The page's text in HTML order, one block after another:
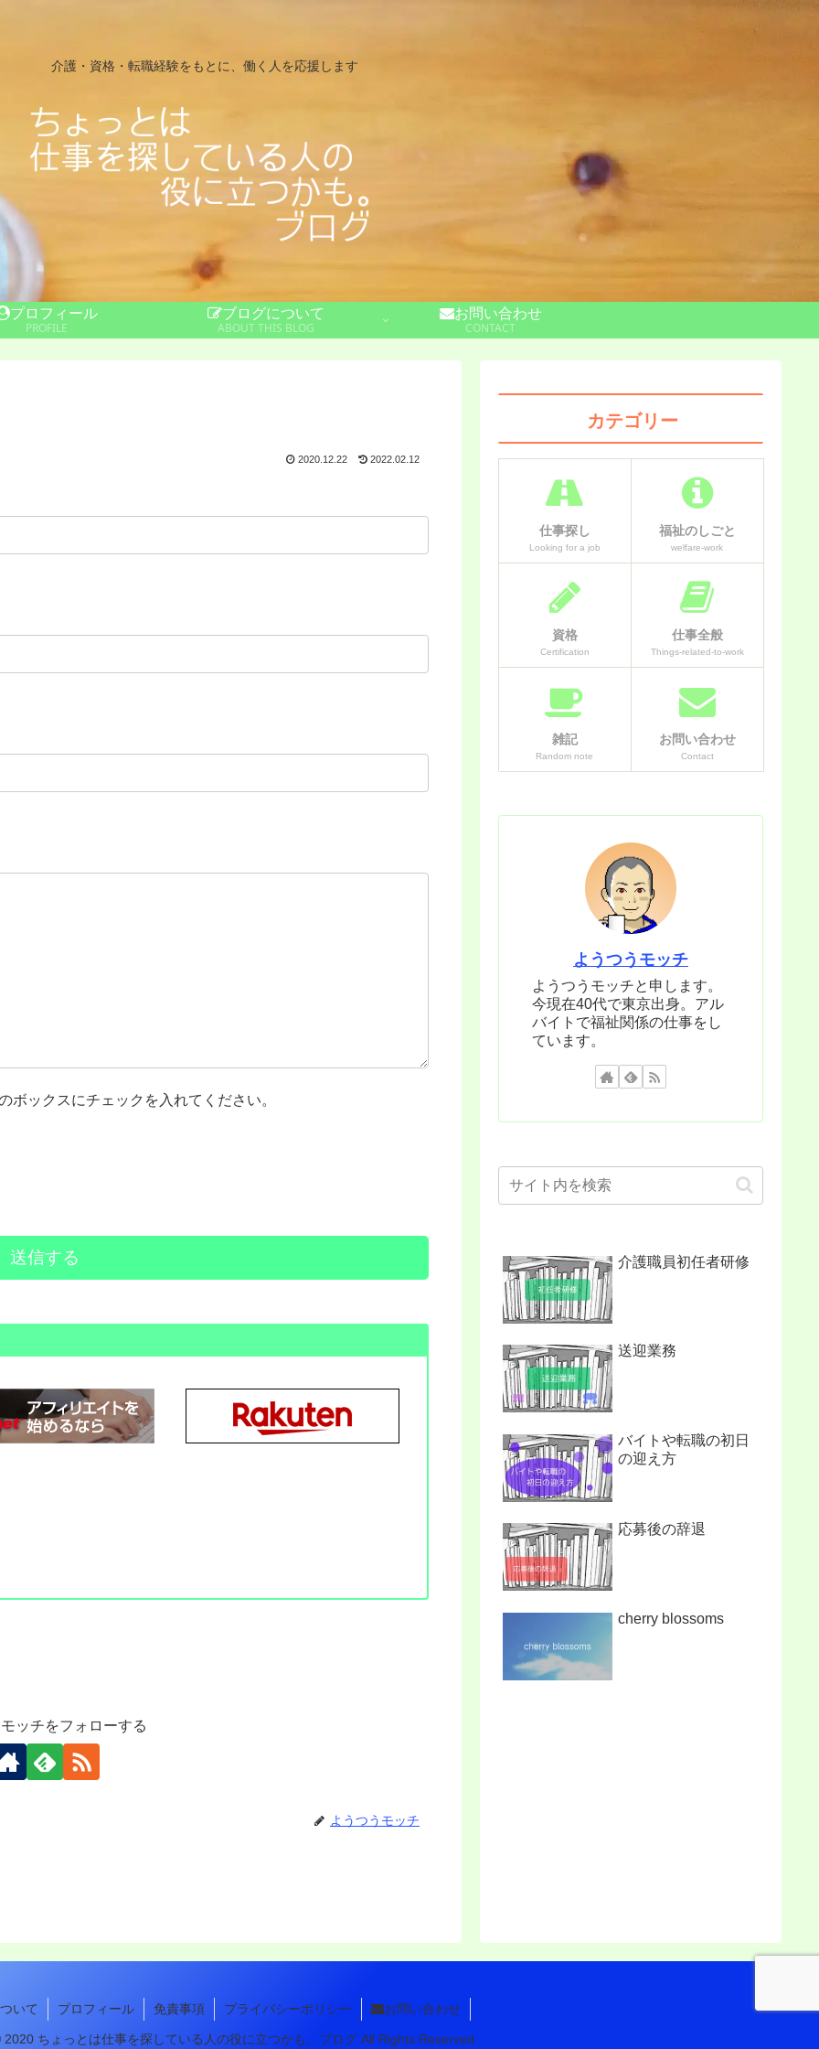
介護・資格・転職経験をもとに、働く人を応援します
プロフィール
PROFILE
ブログについて
ABOUT THIS BLOG
お問い合わせ
CONTACT
2020.12.22 2022.02.12
ックスにチェックを入れてください。
ッチをフォローする
ようつうモッチ
カテゴリー
仕事探し
Looking for a job
福祉のしごと
welfare-work
資格
Certification
仕事全般
Things-related-to-work
雑記
Random note
お問い合わせ
Contact
ようつうモッチ
ようつうモッチと申します。
今現在40代で東京出身。アル
バイトで福祉関係の仕事をし
ています。
介護職員初任者研修
送迎業務
バイトや転職の初日
の迎え方
応募後の辞退
cherry blossoms
いて プロフィール 免責事項 プライバシーポリシー お問い合わせ
ちょっとは仕事を探している人の役に立つかも。ブログ All Rights Reserved.